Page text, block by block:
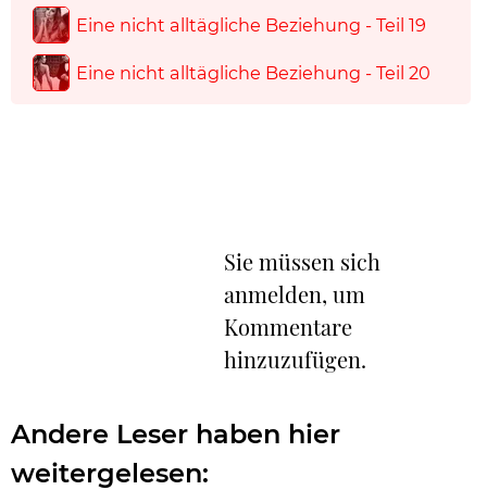
Eine nicht alltägliche Beziehung - Teil 19
Eine nicht alltägliche Beziehung - Teil 20
Sie müssen sich
anmelden, um
Kommentare
hinzuzufügen.
Andere Leser haben hier
weitergelesen: